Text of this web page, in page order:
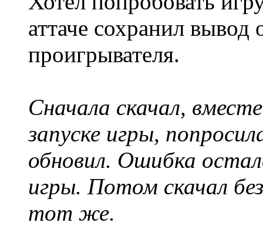
аттаче сохранил
проигрывателя.
Сначала скачал,
запуске игры,
обновил. Ошибка
игры. Потом скачал
тот же.